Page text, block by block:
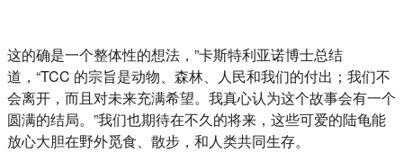
这的确是一个整体性的想法，”卡斯特利亚诺博士总结
道，“TCC 的宗旨是动物、森林、人民和我们的付出；我们不
会离开，而且对未来充满希望。我真心认为这个故事会有一个
圆满的结局。”我们也期待在不久的将来，这些可爱的陆龟能
放心大胆在野外觅食、散步，和人类共同生存。